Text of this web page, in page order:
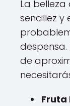
La belleza
sencillez y
de
Fruta